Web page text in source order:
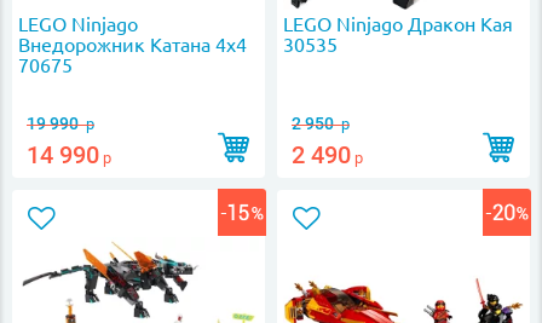
LEGO Ninjago
Внедорожник Катана 4х4
70675
19 990р
14 990 р
LEGO Ninjago Дракон Кая
30535
2 950р
2 490 р